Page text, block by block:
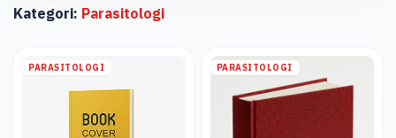
Kategori: Parasitologi
PARASITOLOGI PARASITOLOGI